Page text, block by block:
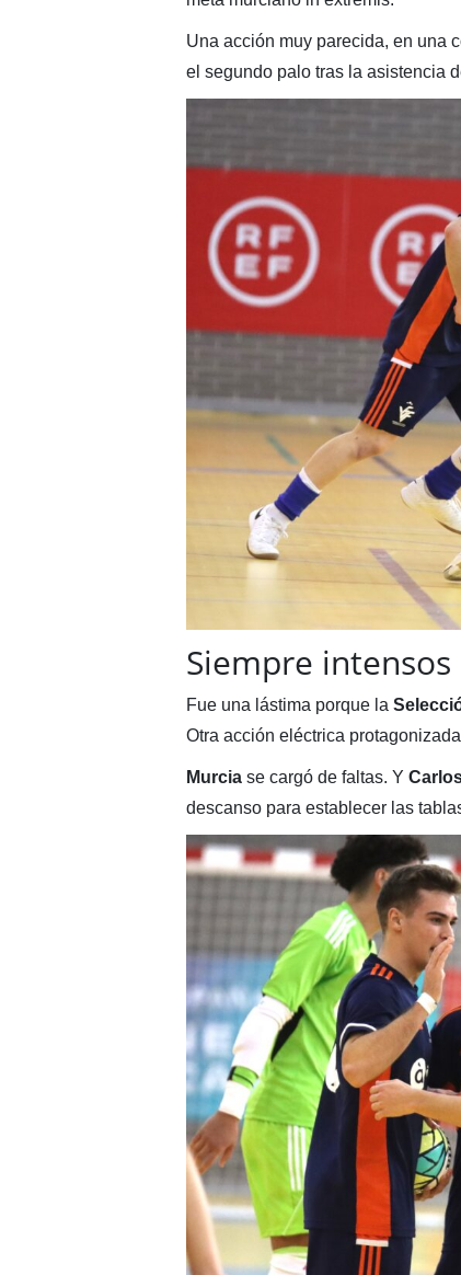
Una acción muy parecida, en una
el segundo palo tras la asistencia
Siempre intensos
Fue una lástima porque la
Otra acción eléctrica
Murciase cargó de faltas. Y
descanso para establecer las